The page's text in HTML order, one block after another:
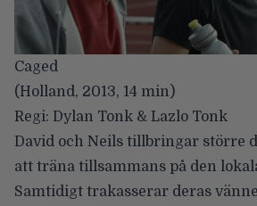
Caged
(Holland, 2013, 14 min)
Regi: Dylan Tonk & Lazlo Tonk
David och Neils tillbringar större
att träna tillsammans på den
Samtidigt trakasserar deras